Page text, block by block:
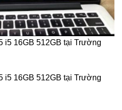
i5 16GB 512GB tại Trường
i5 16GB 512GB tại Trường